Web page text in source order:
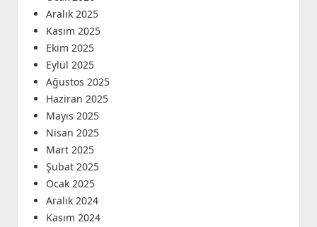
Aralık 2025
Kasım 2025
Ekim 2025
Eylül 2025
Ağustos 2025
Haziran 2025
Mayıs 2025
Nisan 2025
Mart 2025
Şubat 2025
Ocak 2025
Aralık 2024
Kasım 2024